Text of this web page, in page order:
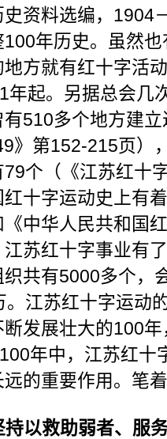
史资料选编，1904
年历史。虽然
方就有红十字活
年起。另据总会几
510多个地方建
》第152-215页）
个（《江苏红十
十字运动史上有
中华人民共和国
苏红十字事业有
共有5000多个，
。江苏红十字运动
发展壮大的100
年中，江苏红十
的重要作用。笔
以救助弱者、服